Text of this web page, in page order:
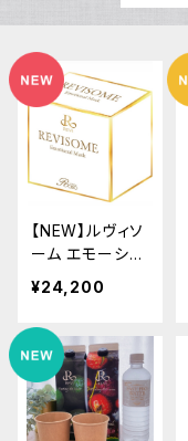
【NEW】ルヴィソ
ーム エモーショ
ナルマスク（高濃
度炭酸ガスパッ
ク）
¥24,200